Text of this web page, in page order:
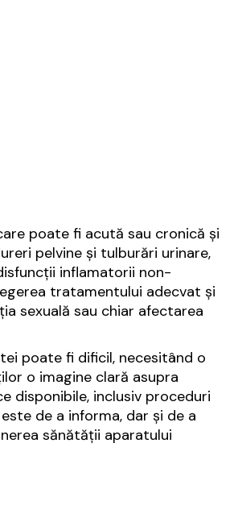
poate fi acută sau cronică și
pelvine și tulburări urinare,
inflamatorii non-
tratamentului adecvat și
sexuală sau chiar afectarea
poate fi dificil, necesitând o
o imagine clară asupra
disponibile, inclusiv proceduri
de a informa, dar și de a
sănătății aparatului